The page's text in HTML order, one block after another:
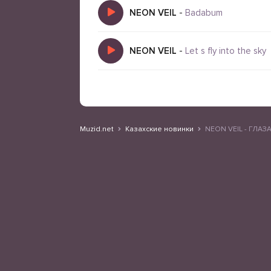
NEON VEIL - Badabum
NEON VEIL - Let s fly into the sky
Muzid.net Казахские новинки NEON VEIL -